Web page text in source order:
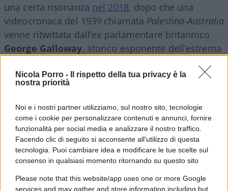
Nicola Porro -
Il rispetto della tua privacy è la
nostra priorità
Noi e i nostri partner utilizziamo, sul nostro sito, tecnologie
come i cookie per personalizzare contenuti e annunci, fornire
funzionalità per social media e analizzare il nostro traffico.
Facendo clic di seguito si acconsente all'utilizzo di questa
tecnologia. Puoi cambiare idea e modificare le tue scelte sul
consenso in qualsiasi momento ritornando su questo sito
Please note that this website/app uses one or more Google
services and may gather and store information including but
una certa risonanza nel 2018, dopo che una
videocronaca del 1939 chiamata Palestina-Australia
venne ritwittata dall’ex parlamentare britannico
George Galloway, storico esponente dell’estrema
In realtà, i giocatori di quella squadra eranotutti
ebrei: si trattava delMaccabi Tel Aviv, che nel 1939
disputava una partita in Australia. IlMaccabiè
stato fondato nel 1906, e nel 1922 è diventato in
assoluto la prima squadra di calcio fatta da ebrei
a partecipare a dei campionati locali. L’equivoco